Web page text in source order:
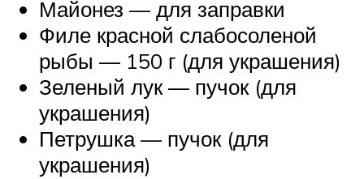
Майонез — для заправки
Филе красной слабосоленой
рыбы — 150 г (для украшения)
Зеленый лук — пучок (для
украшения)
Петрушка — пучок (для
украшения)